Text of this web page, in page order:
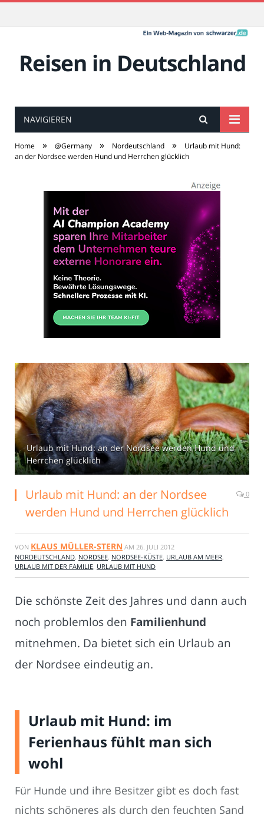
Reisen in Deutschland
NAVIGIEREN
Home » @Germany » Nordeutschland »
Urlaub mit Hund:
an der Nordsee werden Hund und Herrchen glücklich
Urlaub mit Hund: an der Nordsee werden Hund und
Herrchen glücklich
Urlaub mit Hund: an der Nordsee
werden Hund und Herrchen glücklich
0
VON KLAUS MÜLLER-STERN AM 26. JULI 2012
NORDEUTSCHLAND, NORDSEE, NORDSEE-KÜSTE, URLAUB AM MEER,
URLAUB MIT DER FAMILIE, URLAUB MIT HUND
Die schönste Zeit des Jahres und dann auch
noch problemlos den Familienhund
mitnehmen. Da bietet sich ein Urlaub an
der Nordsee eindeutig an.
Urlaub mit Hund: im
Ferienhaus fühlt man sich
wohl
Für Hunde und ihre Besitzer gibt es doch fast
nichts schöneres als durch den feuchten Sand